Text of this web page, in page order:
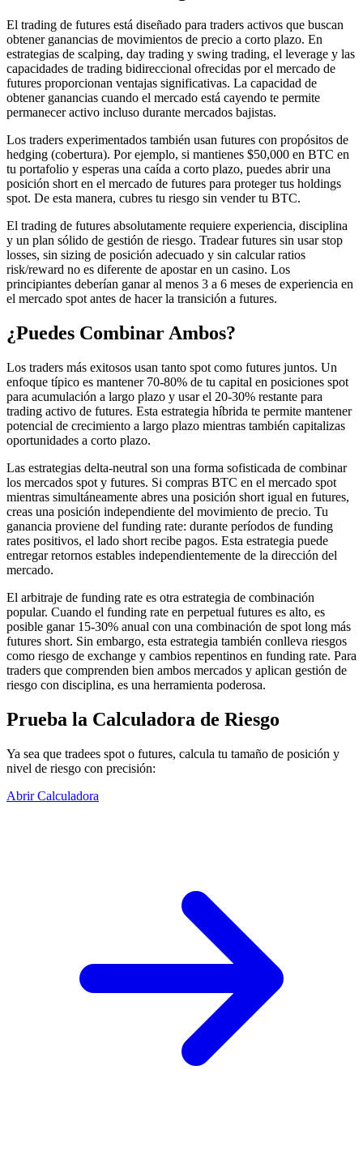
El trading de futures está diseñado para traders activos que buscan
obtener ganancias de movimientos de precio a corto plazo. En
estrategias de scalping, day trading y swing trading, el leverage y las
capacidades de trading bidireccional ofrecidas por el mercado de
futures proporcionan ventajas significativas. La capacidad de
obtener ganancias cuando el mercado está cayendo te permite
permanecer activo incluso durante mercados bajistas.
Los traders experimentados también usan futures con propósitos de
hedging (cobertura). Por ejemplo, si mantienes $50,000 en BTC en
tu portafolio y esperas una caída a corto plazo, puedes abrir una
posición short en el mercado de futures para proteger tus holdings
spot. De esta manera, cubres tu riesgo sin vender tu BTC.
El trading de futures absolutamente requiere experiencia, disciplina
y un plan sólido de gestión de riesgo. Tradear futures sin usar stop
losses, sin sizing de posición adecuado y sin calcular ratios
risk/reward no es diferente de apostar en un casino. Los
principiantes deberían ganar al menos 3 a 6 meses de experiencia en
el mercado spot antes de hacer la transición a futures.
¿Puedes Combinar Ambos?
Los traders más exitosos usan tanto spot como futures juntos. Un
enfoque típico es mantener 70-80% de tu capital en posiciones spot
para acumulación a largo plazo y usar el 20-30% restante para
trading activo de futures. Esta estrategia híbrida te permite mantener
potencial de crecimiento a largo plazo mientras también capitalizas
oportunidades a corto plazo.
Las estrategias delta-neutral son una forma sofisticada de combinar
los mercados spot y futures. Si compras BTC en el mercado spot
mientras simultáneamente abres una posición short igual en futures,
creas una posición independiente del movimiento de precio. Tu
ganancia proviene del funding rate: durante períodos de funding
rates positivos, el lado short recibe pagos. Esta estrategia puede
entregar retornos estables independientemente de la dirección del
mercado.
El arbitraje de funding rate es otra estrategia de combinación
popular. Cuando el funding rate en perpetual futures es alto, es
posible ganar 15-30% anual con una combinación de spot long más
futures short. Sin embargo, esta estrategia también conlleva riesgos
como riesgo de exchange y cambios repentinos en funding rate. Para
traders que comprenden bien ambos mercados y aplican gestión de
riesgo con disciplina, es una herramienta poderosa.
Prueba la Calculadora de Riesgo
Ya sea que tradees spot o futures, calcula tu tamaño de posición y
nivel de riesgo con precisión:
Abrir Calculadora